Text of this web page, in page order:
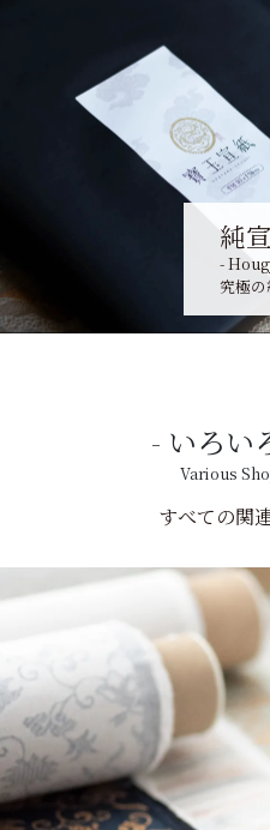
純
-
究極
いろい
Various
すべての関